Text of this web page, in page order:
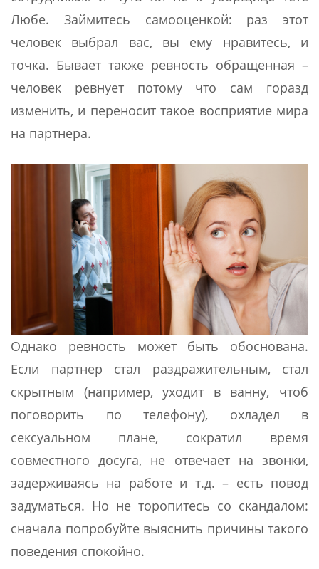
Любе. Займитесь самооценкой: раз этот
человек выбрал вас, вы ему нравитесь, и
точка. Бывает также ревность обращенная –
человек ревнует потому что сам горазд
изменить, и переносит такое восприятие мира
на партнера.
Однако ревность может быть обоснована.
Если партнер стал раздражительным, стал
скрытным (например, уходит в ванну, чтоб
поговорить по телефону), охладел в
сексуальном плане, сократил время
совместного досуга, не отвечает на звонки,
задерживаясь на работе и т.д. – есть повод
задуматься. Но не торопитесь со скандалом:
сначала попробуйте выяснить причины такого
поведения спокойно.